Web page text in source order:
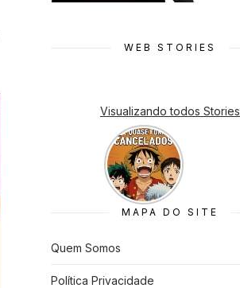
WEB STORIES
Visualizando todos Stories
7 Animes
que quase
Foram
Cancelado
s
MAPA DO SITE
Quem Somos
Política Privacidade